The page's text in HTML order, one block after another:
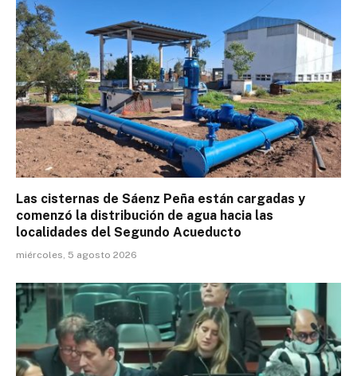
Las cisternas de Sáenz Peña están cargadas y
comenzó la distribución de agua hacia las
localidades del Segundo Acueducto
miércoles, 5 agosto 2026